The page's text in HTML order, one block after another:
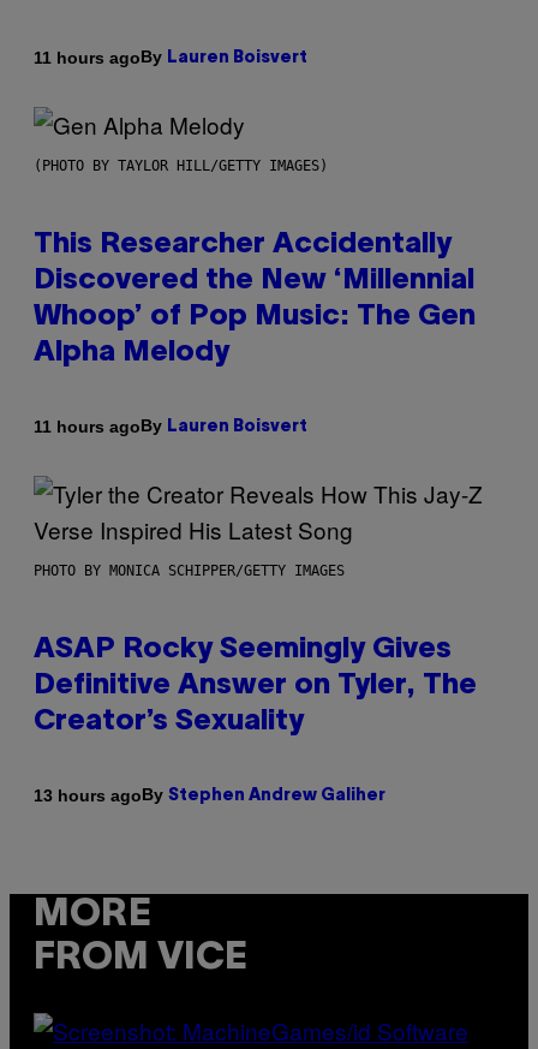
11 hours agoBy Lauren Boisvert
(PHOTO BY TAYLOR HILL/GETTY IMAGES)
This Researcher Accidentally
Discovered the New ‘Millennial
Whoop’ of Pop Music: The Gen
Alpha Melody
11 hours agoBy Lauren Boisvert
PHOTO BY MONICA SCHIPPER/GETTY IMAGES
ASAP Rocky Seemingly Gives
Definitive Answer on Tyler, The
Creator’s Sexuality
13 hours agoBy Stephen Andrew Galiher
MORE
FROM VICE